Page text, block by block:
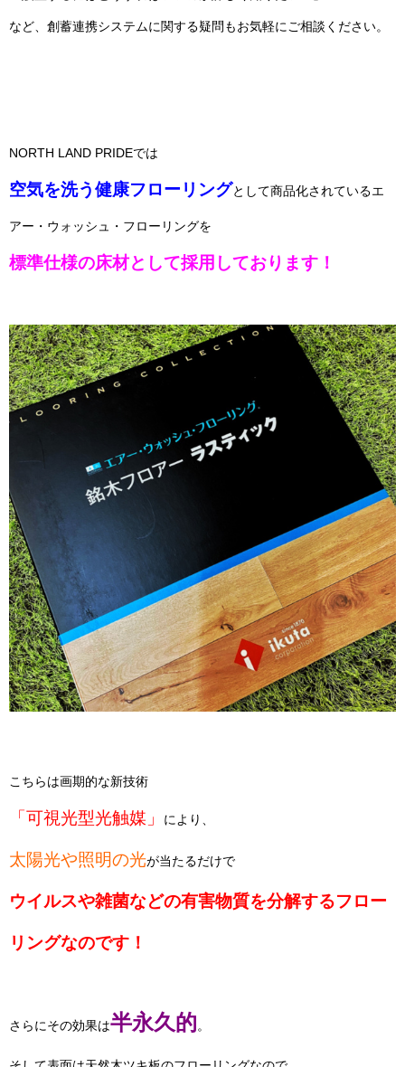
など、創蓄連携システムに関する疑問もお気軽にご相談ください。
NORTH LAND PRIDEでは
空気を洗う健康フローリングとして商品化されているエ
アー・ウォッシュ・フローリングを
標準仕様の床材として採用しております！
こちらは画期的な新技術
「可視光型光触媒」 により、
太陽光や照明の光が当たるだけで
ウイルスや雑菌などの有害物質を分解するフロー
リングなのです！
さらにその効果は半永久的。